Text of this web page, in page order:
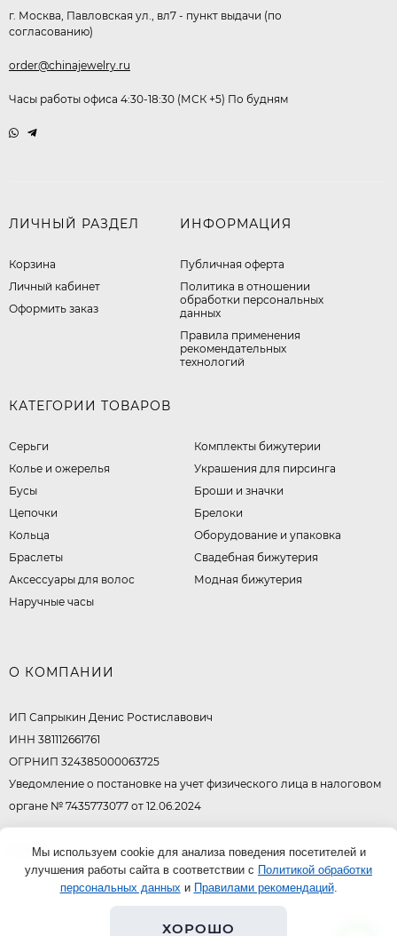
г. Москва, Павловская ул., вл7 - пункт выдачи (по
согласованию)
order@chinajewelry.ru
Часы работы офиса 4:30-18:30 (МСК +5) По будням
ЛИЧНЫЙ РАЗДЕЛ
Корзина
Личный кабинет
Оформить заказ
ИНФОРМАЦИЯ
Публичная оферта
​Политика в отношении
обработки персональных
данных
Правила применения
рекомендательных
технологий
КАТЕГОРИИ ТОВАРОВ
Серьги
Колье и ожерелья
Бусы
Цепочки
Кольца
Браслеты
Аксессуары для волос
Наручные часы
Комплекты бижутерии
Украшения для пирсинга
Броши и значки
Брелоки
Оборудование и упаковка
Свадебная бижутерия
Модная бижутерия
О КОМПАНИИ
ИП Сапрыкин Денис Ростиславович
ИНН 381112661761
ОГРНИП 324385000063725
Уведомление о постановке на учет физического лица в налоговом
органе № 7435773077 от 12.06.2024
© 2026Мы используем cookie для анализа поведения посетителей и
улучшения работы сайта в соответствии с Политикой обработки
персональных данных и Правилами рекомендаций.
ХОРОШО